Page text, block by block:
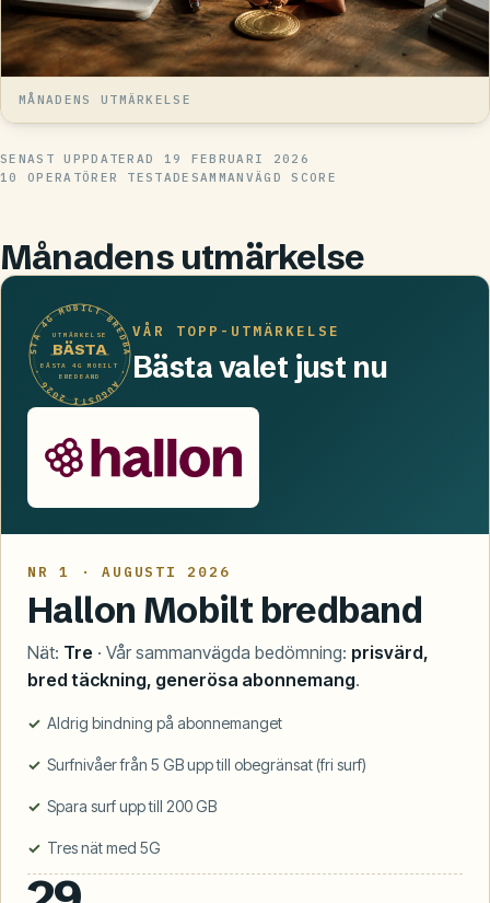
MÅNADENS UTMÄRKELSE
SENAST UPPDATERAD 19 FEBRUARI 2026
10 OPERATÖRER TESTADE SAMMANVÄGD SCORE
Månadens utmärkelse
BÄSTA 4G MOBILT BREDBAND
· AUGUSTI 2026 ·
UTMÄRKELSE
BÄSTA
BÄSTA 4G MOBILT
BREDBAND
VÅR TOPP-UTMÄRKELSE
Bästa valet just nu
NR 1 · AUGUSTI 2026
Hallon Mobilt bredband
Nät: Tre · Vår sammanvägda bedömning: prisvärd,
bred täckning, generösa abonnemang.
Aldrig bindning på abonnemanget
Surfnivåer från 5 GB upp till obegränsat (fri surf)
Spara surf upp till 200 GB
Tres nät med 5G